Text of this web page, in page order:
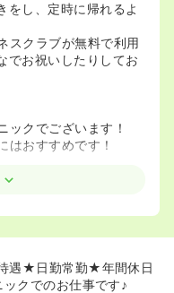
をし、定時に帰れるよ
スクラブが無料で利用
でお祝いしたりしてお
クでございます！
おすすめです！
す！
など皆様でご協力いた
遇★日勤常勤★年間休日
クでのお仕事です♪